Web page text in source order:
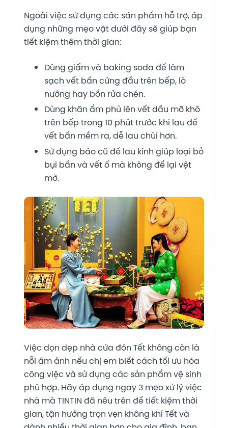
Ngoài việc sử dụng các sản phẩm hỗ trợ, áp
dụng những mẹo vặt dưới đây sẽ giúp bạn
tiết kiệm thêm thời gian:
Dùng giấm và baking soda để làm
sạch vết bẩn cứng đầu trên bếp, lò
nướng hay bồn rửa chén.
Dùng khăn ẩm phủ lên vết dầu mỡ khô
trên bếp trong 10 phút trước khi lau để
vết bẩn mềm ra, dễ lau chùi hơn.
Sử dụng báo cũ để lau kính giúp loại bỏ
bụi bẩn và vết ố mà không để lại vệt
mờ.
Việc dọn dẹp nhà cửa đón Tết không còn là
nỗi ám ảnh nếu chị em biết cách tối ưu hóa
công việc và sử dụng các sản phẩm vệ sinh
phù hợp. Hãy áp dụng ngay 3 mẹo xử lý việc
nhà mà TINTIN đã nêu trên để tiết kiệm thời
gian, tận hưởng trọn vẹn không khí Tết và